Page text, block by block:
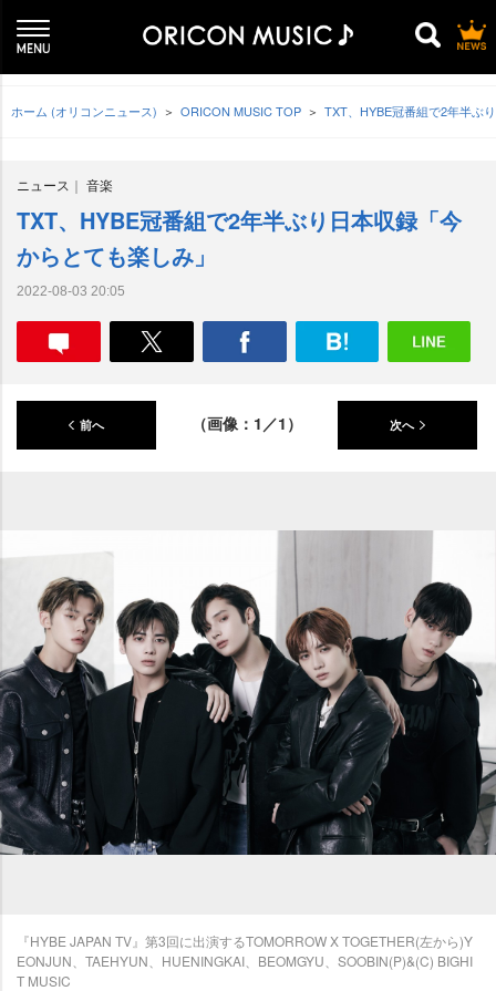
ホーム (オリコンニュース) ORICON MUSIC TOP TXT、HYBE冠番組で2年半ぶ
ニュース 音楽
TXT、HYBE冠番組で2年半ぶり日本収録「今
からとても楽しみ」
2022-08-03 20:05
前へ （画像：1／1） 次へ
『HYBE JAPAN TV』第3回に出演するTOMORROW X TOGETHER(左から)Y
EONJUN、TAEHYUN、HUENINGKAI、BEOMGYU、SOOBIN(P)&(C) BIGHI
T MUSIC